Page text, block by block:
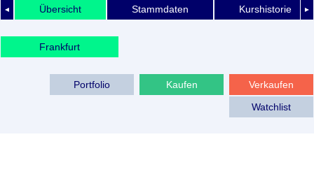
◄ ►
Übersicht Stammdaten Kurshistorie
Frankfurt
Verkaufen
Kaufen
Portfolio
Watchlist